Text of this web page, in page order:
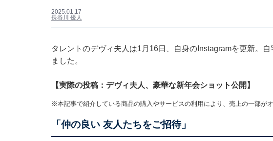
2025.01.17
長谷川 優人
タレントのデヴィ夫人は1月16日、自身のInstagramを更新。
ました。
【実際の投稿：デヴィ夫人、豪華な新年会ショット公開】
※本記事で紹介している商品の購入やサービスの利用により、売上の一部が
「仲の良い 友人たちをご招待」